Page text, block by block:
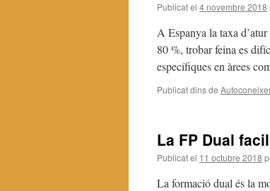
Publicat el 4 novembre 2018
A Espanya la taxa
80 %, trobar feina es
específiques en àrees
Publicat dins de
La FP Dual
Publicat el 11 octubre 2018
La formació dual és la